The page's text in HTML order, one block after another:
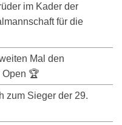
im Kader der
für die
Mal den
Open 🏆
zum Sieger der 29.